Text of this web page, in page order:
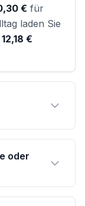
€ für
laden Sie
12,18 €
oder